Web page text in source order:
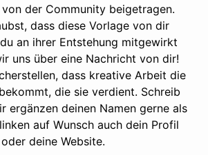
der Community beigetragen.
dass diese Vorlage von dir
an ihrer Entstehung mitgewirkt
uns über eine Nachricht von dir!
dass kreative Arbeit die
die sie verdient. Schreib
ergänzen deinen Namen gerne als
auf Wunsch auch dein Profil
oder deine Website.